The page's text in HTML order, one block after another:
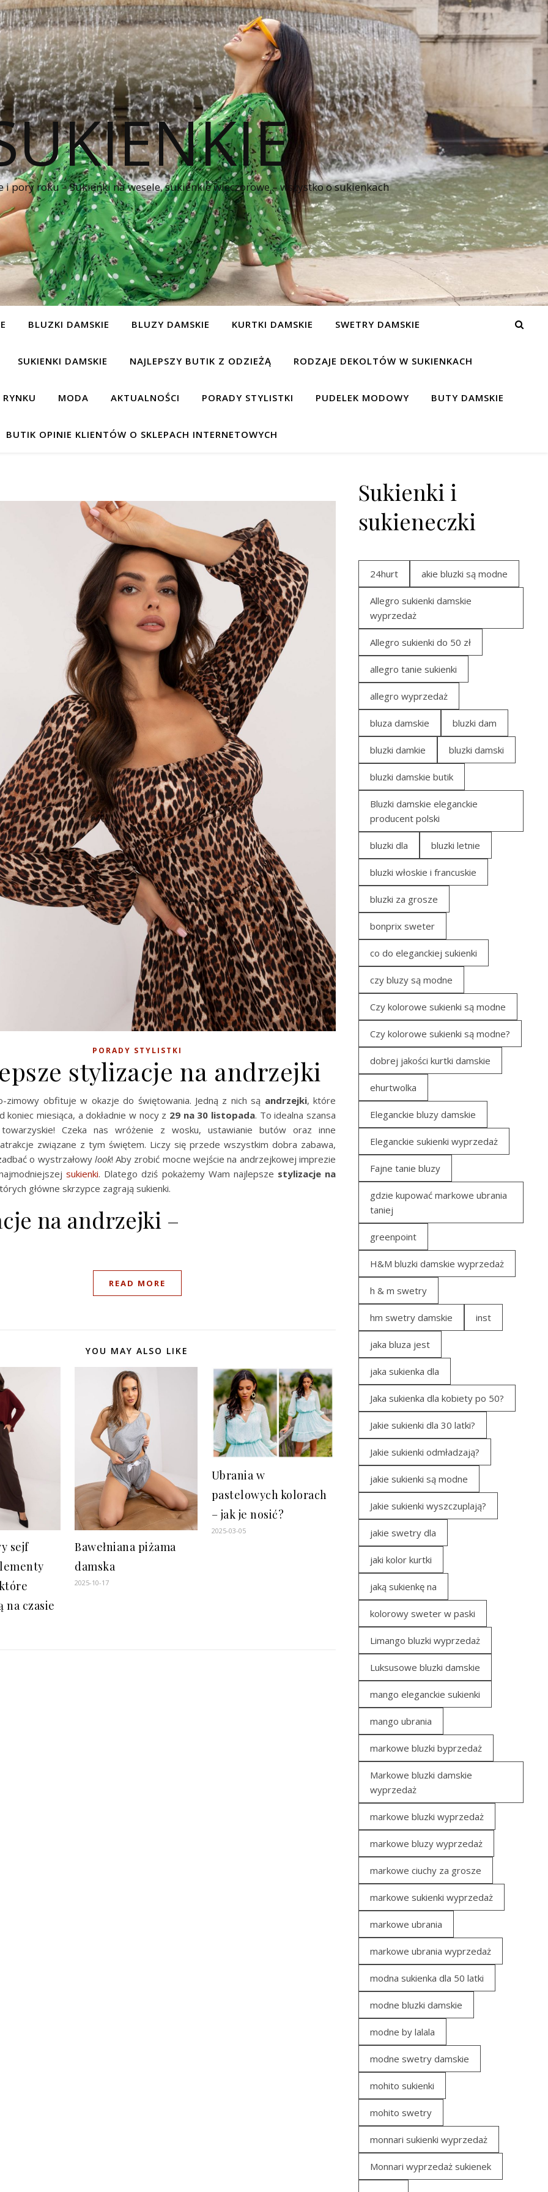
i pory roku – Sukienki na wesele, sukienkie wieczorowe – wszystko o sukienkach
BLUZKI DAMSKIE BLUZY DAMSKIE KURTKI DAMSKIE SWETRY DAMSKIE
SUKIENKI DAMSKIE NAJLEPSZY BUTIK Z ODZIEŻĄ RODZAJE DEKOLTÓW W SUKIENKACH
MODA AKTUALNOŚCI PORADY STYLISTKI PUDELEK MODOWY BUTY DAMSKIE
BUTIK OPINIE KLIENTÓW O SKLEPACH INTERNETOWYCH
PORADY STYLISTKI
stylizacje na andrzejki
zimowy obfituje w okazje do świętowania. Jedną z nich są andrzejki, które
koniec miesiąca, a dokładnie w nocy z 29 na 30 listopada. To idealna szansa
Czeka nas wróżenie z wosku, ustawianie butów oraz inne
związane z tym świętem. Liczy się przede wszystkim dobra zabawa,
o wystrzałowy look! Aby zrobić mocne wejście na andrzejkowej imprezie
sukienki. Dlatego dziś pokażemy Wam najlepsze stylizacje na
główne skrzypce zagrają sukienki.
na andrzejki –
READ MORE
YOU MAY ALSO LIKE
sejf
na czasie
Bawełniana piżama
damska
2025-10-17
Ubrania w
pastelowych kolorach
– jak je nosić?
2025-03-05
Sukienki i
sukieneczki
24hurt akie bluzki są modne
Allegro sukienki damskie
wyprzedaż
Allegro sukienki do 50 zł
allegro tanie sukienki
allegro wyprzedaż
bluza damskie bluzki dam
bluzki damkie bluzki damski
bluzki damskie butik
Bluzki damskie eleganckie
producent polski
bluzki dla bluzki letnie
bluzki włoskie i francuskie
bluzki za grosze
bonprix sweter
co do eleganckiej sukienki
czy bluzy są modne
Czy kolorowe sukienki są modne
Czy kolorowe sukienki są modne?
dobrej jakości kurtki damskie
ehurtwolka
Eleganckie bluzy damskie
Eleganckie sukienki wyprzedaż
Fajne tanie bluzy
gdzie kupować markowe ubrania
taniej
greenpoint
H&M bluzki damskie wyprzedaż
h & m swetry
hm swetry damskie inst
jaka bluza jest
jaka sukienka dla
Jaka sukienka dla kobiety po 50?
Jakie sukienki dla 30 latki?
Jakie sukienki odmładzają?
jakie sukienki są modne
Jakie sukienki wyszczuplają?
jakie swetry dla
jaki kolor kurtki
jaką sukienkę na
kolorowy sweter w paski
Limango bluzki wyprzedaż
Luksusowe bluzki damskie
mango eleganckie sukienki
mango ubrania
markowe bluzki byprzedaż
Markowe bluzki damskie
wyprzedaż
markowe bluzki wyprzedaż
markowe bluzy wyprzedaż
markowe ciuchy za grosze
markowe sukienki wyprzedaż
markowe ubrania
markowe ubrania wyprzedaż
modna sukienka dla 50 latki
modne bluzki damskie
modne by lalala
modne swetry damskie
mohito sukienki
mohito swetry
monnari sukienki wyprzedaż
Monnari wyprzedaż sukienek